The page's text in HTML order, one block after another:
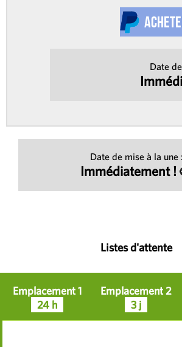
Date
Date de mise à la une :
Immédiatement !
Listes d'attente
Emplacement 1
24 h
Emplacement 2
3 j